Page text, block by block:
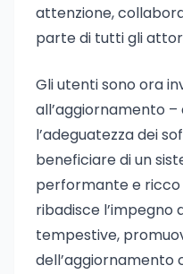
attenzione,
parte di tutti gli
Gli utenti sono ora
all’aggiornamento
l’adeguatezza dei
beneficiare di un
performante e ricco
ribadisce l’impegno
tempestive,
dell’aggiornamento